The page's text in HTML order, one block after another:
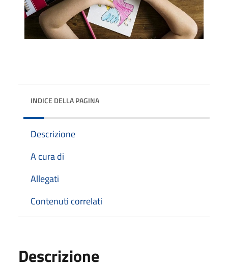
INDICE DELLA PAGINA
Descrizione
A cura di
Allegati
Contenuti correlati
Descrizione